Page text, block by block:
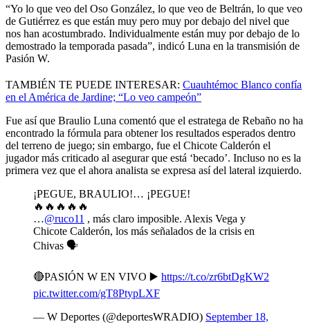
“Yo lo que veo del Oso González, lo que veo de Beltrán, lo que veo
de Gutiérrez es que están muy pero muy por debajo del nivel que
nos han acostumbrado. Individualmente están muy por debajo de lo
demostrado la temporada pasada”, indicó Luna en la transmisión de
Pasión W.
TAMBIÉN TE PUEDE INTERESAR: Cuauhtémoc Blanco confía
en el América de Jardine; “Lo veo campeón”
Fue así que Braulio Luna comentó que el estratega de Rebaño no ha
encontrado la fórmula para obtener los resultados esperados dentro
del terreno de juego; sin embargo, fue el Chicote Calderón el
jugador más criticado al asegurar que está ‘becado’. Incluso no es la
primera vez que el ahora analista se expresa así del lateral izquierdo.
¡PEGUE, BRAULIO!… ¡PEGUE!
🔥🔥🔥🔥🔥
…@ruco11 , más claro imposible. Alexis Vega y
Chicote Calderón, los más señalados de la crisis en
Chivas 🗣️
🔴PASIÓN W EN VIVO ▶️ https://t.co/zr6btDgKW2
pic.twitter.com/gT8PtypLXF
— W Deportes (@deportesWRADIO) September 18,